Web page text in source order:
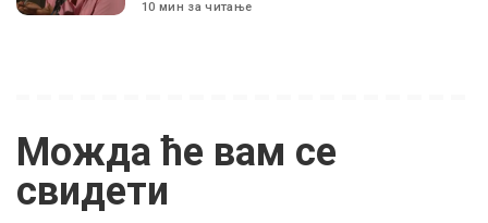
10 мин за читање
Можда ће вам се
свидети